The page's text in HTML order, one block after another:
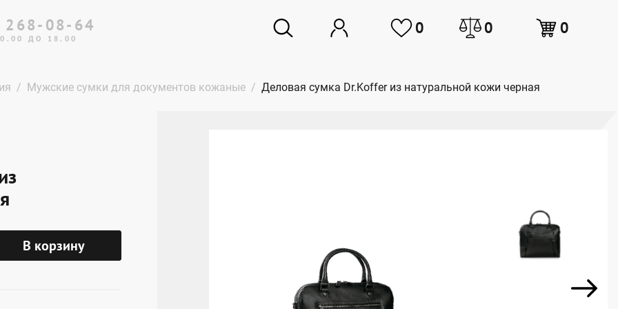
268-08-64
ДО 18.00
0 0 0
Мужские сумки для документов кожаные Деловая сумка Dr.Koffer из натуральной кожи черная
В корзину